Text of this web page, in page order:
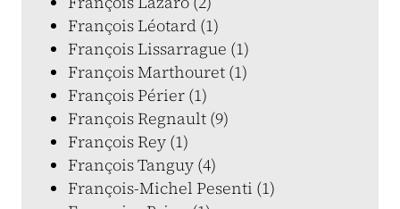
François Léotard (1)
François Lissarrague (1)
François Marthouret (1)
François Périer (1)
François Regnault (9)
François Rey (1)
François Tanguy (4)
François-Michel Pesenti (1)